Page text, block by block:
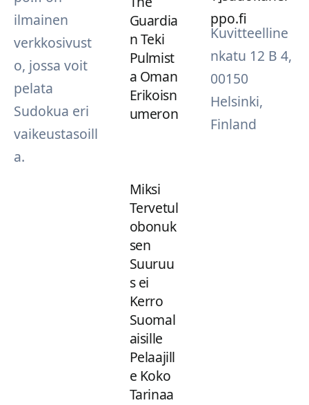
ilmainen
verkkosivust
o, jossa voit
pelata
Sudokua eri
vaikeustasoill
a.
Guardia
n Teki
Pulmist
a Oman
Erikoisn
umeron
Miksi
Tervetul
obonuk
sen
Suuruu
s ei
Kerro
Suomal
aisille
Pelaajill
e Koko
Tarinaa
ppo.fi
Kuvitteelline
nkatu 12 B 4,
00150
Helsinki,
Finland